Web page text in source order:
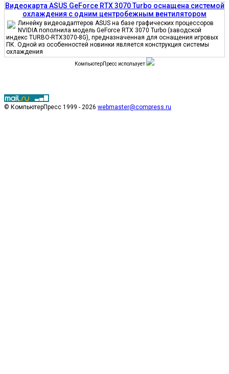
Видеокарта ASUS GeForce RTX 3070 Turbo оснащена системой
охлаждения с одним центробежным вентилятором
Линейку видеоадаптеров ASUS на базе графических процессоров
NVIDIA пополнила модель GeForce RTX 3070 Turbo (заводской
индекс TURBO-RTX3070-8G), предназначенная для оснащения игровых
ПК. Одной из особенностей новинки является конструкция системы
охлаждения
КомпьютерПресс использует
© КомпьютерПресс 1999 - 2026 webmaster@compress.ru